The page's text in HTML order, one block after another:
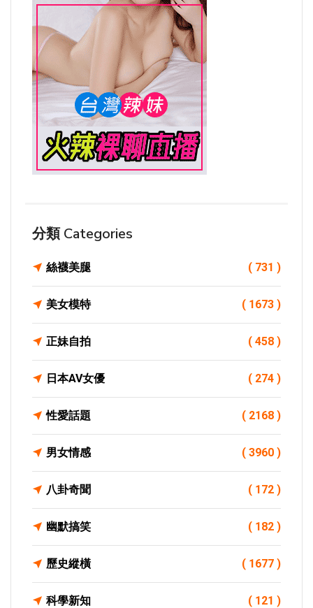
分類 Categories
絲襪美腿 ( 731 )
美女模特 ( 1673 )
正妹自拍 ( 458 )
日本AV女優 ( 274 )
性愛話題 ( 2168 )
男女情感 ( 3960 )
八卦奇聞 ( 172 )
幽默搞笑 ( 182 )
歷史縱橫 ( 1677 )
科學新知 ( 121 )